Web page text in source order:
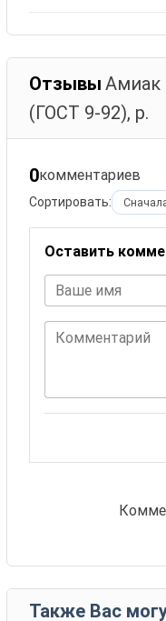
Отзывы Амиак
(ГОСТ 9-92), р.
0комментариев
Сортировать:
Оставить
Ваше имя
Комментарий
Также Вас